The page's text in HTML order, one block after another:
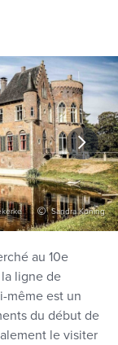
Sandra Koning
au 10e
ligne de
même est un
du début de
le visiter